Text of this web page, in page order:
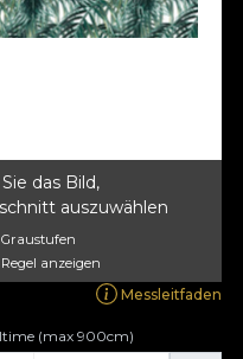
das Bild,
auszuwählen
Graustufen
Regel anzeigen
Messleitfaden
(max 900cm)